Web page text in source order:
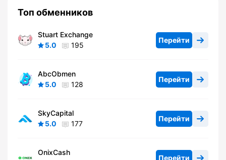
Топ обменников
Stuart Exchange
5.0
195
Перейти
AbcObmen
5.0
128
Перейти
SkyCapital
5.0
177
Перейти
OnixCash
Перейти